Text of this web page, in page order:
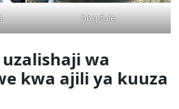
bbq-fule
wa
kwa ajili ya kuuza